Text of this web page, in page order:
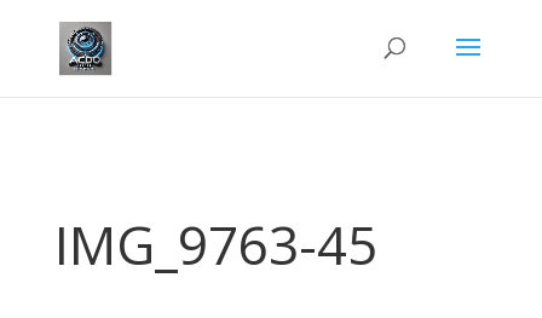
IMG_9763-45